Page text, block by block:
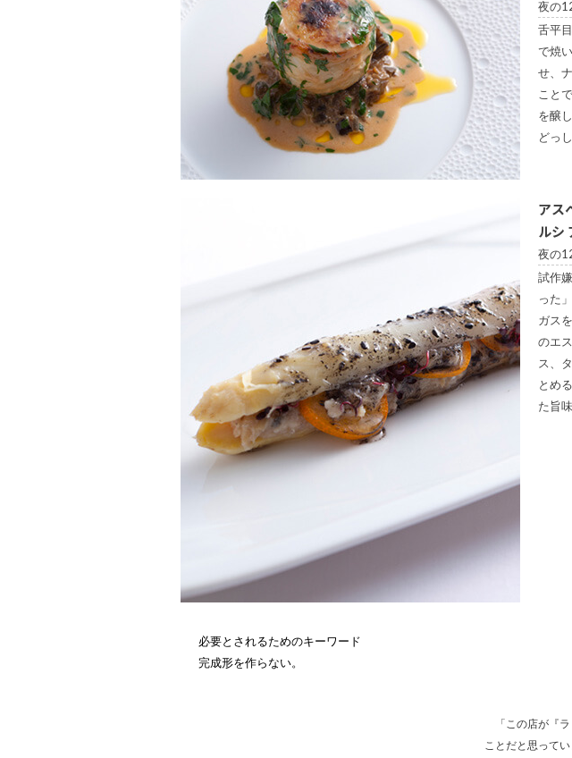
夜の
舌平
で焼
せ、
こと
を醸
どっ
アス
ルシ
夜の
試作
った
ガス
のエ
ス、
とめ
た旨
必要とされるためのキーワード
完成形を作らない。
「この店が『ラ
ことだと思って